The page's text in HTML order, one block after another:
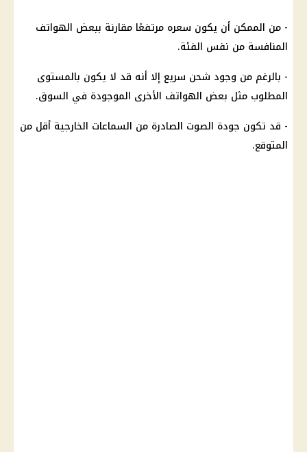
- من الممكن أن يكون سعره مرتفعًا مقارنة ببعض الهواتف
المنافسة من نفس الفئة.
- بالرغم من وجود شحن سريع إلا أنه قد لا يكون بالمستوى
المطلوب مثل بعض الهواتف الأخرى الموجودة في السوق.
- قد تكون جودة الصوت الصادرة من السماعات الخارجية أقل من
المتوقع.